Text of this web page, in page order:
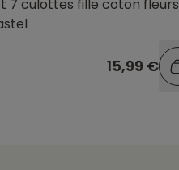
7 culottes fille coton fleurs
15,99 €